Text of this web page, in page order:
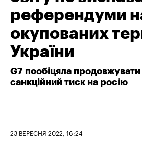
референдуми
окупованих
України
G7 пообіцяла
санкційний тиск на росію
23 ВЕРЕСНЯ 2022, 16:24